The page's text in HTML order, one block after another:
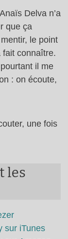
Delva n’a
que ça
le point
fait connaître.
il me
: on écoute,
une fois
les
sur iTunes